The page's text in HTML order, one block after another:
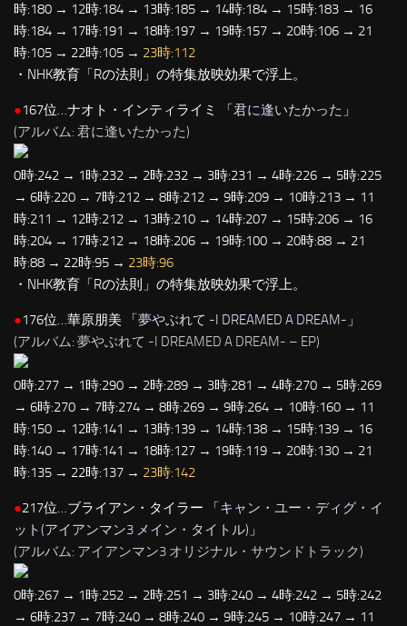
時:180 → 12時:184 → 13時:185 → 14時:184 → 15時:183 → 16
時:184 → 17時:191 → 18時:197 → 19時:157 → 20時:106 → 21
時:105 → 22時:105 → 23時:112
・NHK教育「Rの法則」の特集放映効果で浮上。
●167位…ナオト・インティライミ 「君に逢いたかった 」
(アルバム: 君に逢いたかった)
0時:242 → 1時:232 → 2時:232 → 3時:231 → 4時:226 → 5時:225
→ 6時:220 → 7時:212 → 8時:212 → 9時:209 → 10時:213 → 11
時:211 → 12時:212 → 13時:210 → 14時:207 → 15時:206 → 16
時:204 → 17時:212 → 18時:206 → 19時:100 → 20時:88 → 21
時:88 → 22時:95 → 23時:96
・NHK教育「Rの法則」の特集放映効果で浮上。
●176位…華原朋美 「夢やぶれて -I DREAMED A DREAM- 」
(アルバム: 夢やぶれて -I DREAMED A DREAM- – EP)
0時:277 → 1時:290 → 2時:289 → 3時:281 → 4時:270 → 5時:269
→ 6時:270 → 7時:274 → 8時:269 → 9時:264 → 10時:160 → 11
時:150 → 12時:141 → 13時:139 → 14時:138 → 15時:139 → 16
時:140 → 17時:141 → 18時:127 → 19時:119 → 20時:130 → 21
時:135 → 22時:137 → 23時:142
●217位…ブライアン・タイラー 「キャン・ユー・ディグ・イ
ット(アイアンマン3 メイン・タイトル) 」
(アルバム: アイアンマン3 オリジナル・サウンドトラック)
0時:267 → 1時:252 → 2時:251 → 3時:240 → 4時:242 → 5時:242
→ 6時:237 → 7時:240 → 8時:240 → 9時:245 → 10時:247 → 11